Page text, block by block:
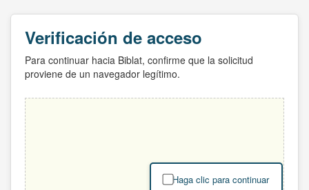
Verificación de acceso
Para continuar hacia Biblat, confirme que la solicitud
proviene de un navegador legítimo.
Haga clic para continuar